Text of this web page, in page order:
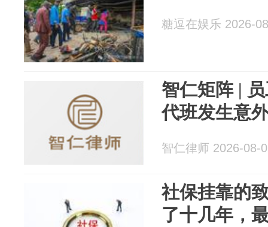
糖逗在娱乐 2026-
智仁矩阵 |
代班发生意
智仁律师 2026-08-
社保挂靠的
了十几年，